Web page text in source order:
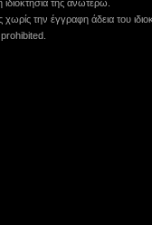
της ανωτέρω.
την έγγραφη άδεια του